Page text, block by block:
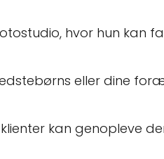
hvor hun kan
eller dine
kan genopleve